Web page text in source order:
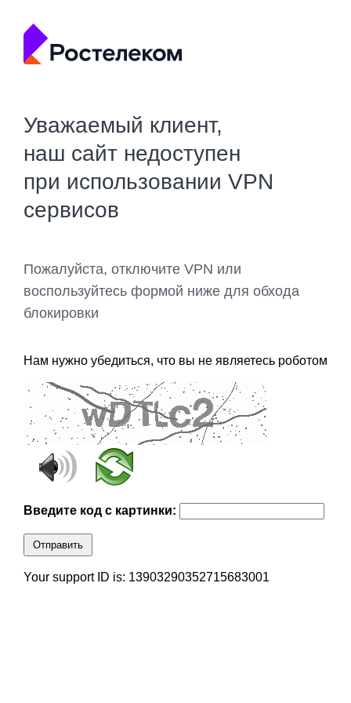
Уважаемый клиент,
наш сайт недоступен
при использовании VPN
сервисов
Пожалуйста, отключите VPN или
воспользуйтесь формой ниже для обхода
блокировки
Нам нужно убедиться, что вы не являетесь роботом
Введите код с картинки:
Отправить
Your support ID is: 13903290352715683001